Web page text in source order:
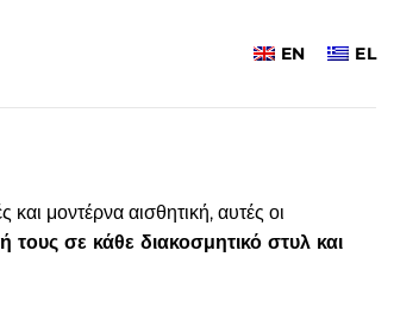
EN EL
μοντέρνα αισθητική, αυτές οι
σε κάθε διακοσμητικό στυλ και